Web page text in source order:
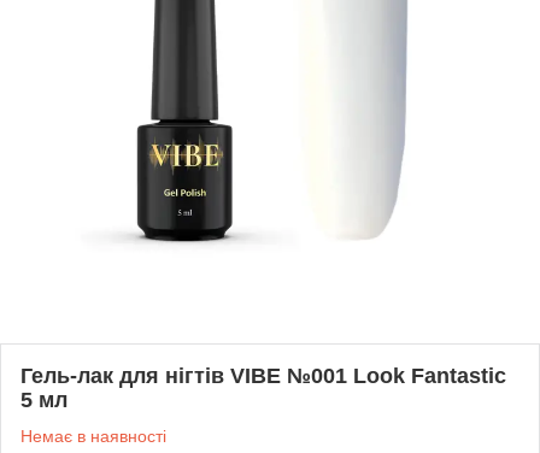
Гель-лак для нігтів VIBE №001 Look Fantastic
5 мл
Немає в наявності